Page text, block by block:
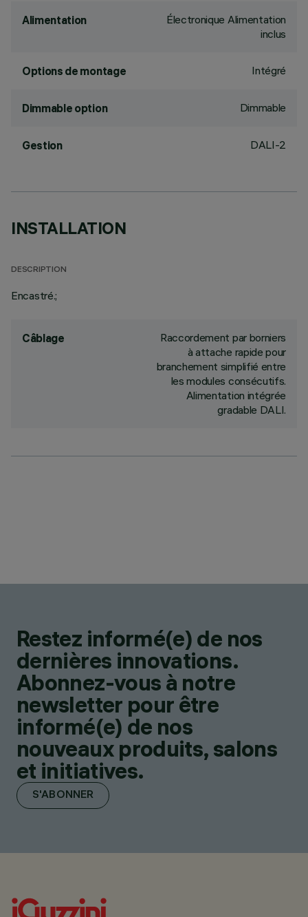
Alimentation
Électronique Alimentation
inclus
Options de montage Intégré
Dimmable option Dimmable
Gestion DALI-2
INSTALLATION
DESCRIPTION
Encastré.;
Câblage
Raccordement par borniers
à attache rapide pour
branchement simplifié entre
les modules consécutifs.
Alimentation intégrée
gradable DALI.
Restez informé(e) de nos
dernières innovations.
Abonnez-vous à notre
newsletter pour être
informé(e) de nos
nouveaux produits, salons
et initiatives.
S'ABONNER